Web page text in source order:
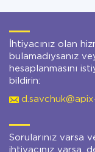
İhtiyacınız olan
bulamadıysanız
hesaplanmasını
bildirin:
Sorularınız varsa
ihtiyacınız varsa,